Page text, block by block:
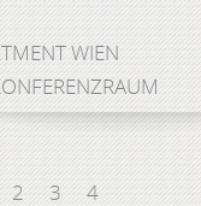
WIEN
2 3 4